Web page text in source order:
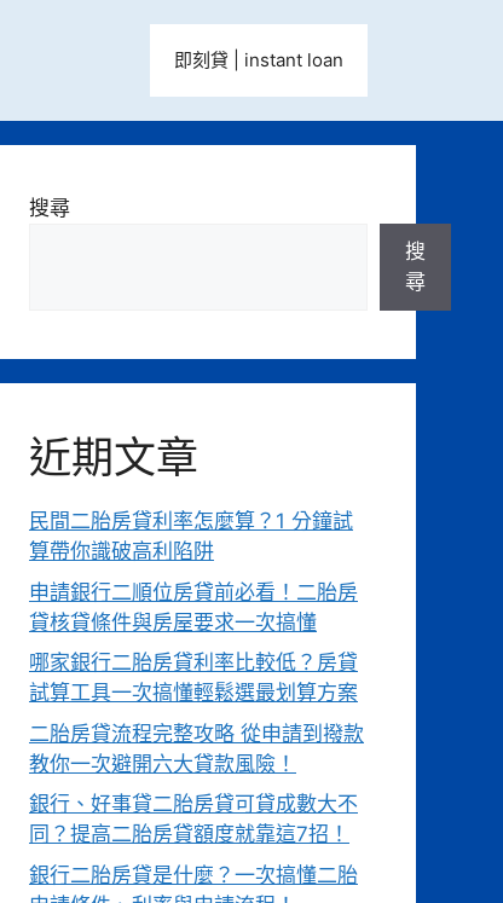
即刻貸 | instant loan
搜尋
搜
尋
近期文章
民間二胎房貸利率怎麼算？1 分鐘試
算帶你識破高利陷阱
申請銀行二順位房貸前必看！二胎房
貸核貸條件與房屋要求一次搞懂
哪家銀行二胎房貸利率比較低？房貸
試算工具一次搞懂輕鬆選最划算方案
二胎房貸流程完整攻略 從申請到撥款
教你一次避開六大貸款風險！
銀行、好事貸二胎房貸可貸成數大不
同？提高二胎房貸額度就靠這7招！
銀行二胎房貸是什麼？一次搞懂二胎